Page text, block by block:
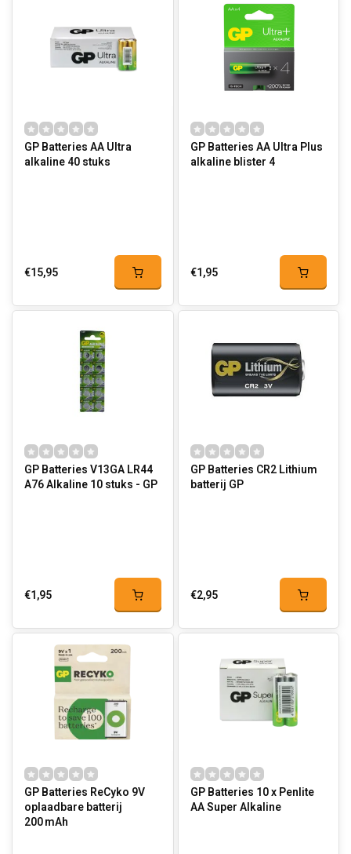
GP Batteries AA Ultra
alkaline 40 stuks
€15,95
GP Batteries AA Ultra Plus
alkaline blister 4
€1,95
GP Batteries V13GA LR44
A76 Alkaline 10 stuks - GP
€1,95
GP Batteries CR2 Lithium
batterij GP
€2,95
GP Batteries ReCyko 9V
oplaadbare batterij
200 mAh
GP Batteries 10 x Penlite
AA Super Alkaline